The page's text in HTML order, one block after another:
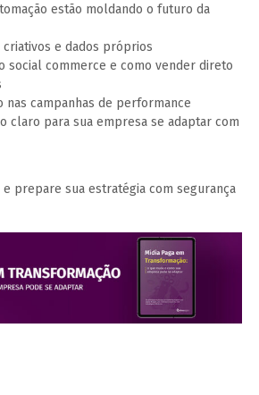
estão moldando o futuro da
criativos e dados próprios
social commerce e como vender direto
nas campanhas de performance
claro para sua empresa se adaptar com
prepare sua estratégia com segurança